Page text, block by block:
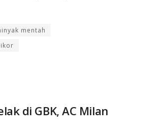
mentah
di GBK, AC Milan